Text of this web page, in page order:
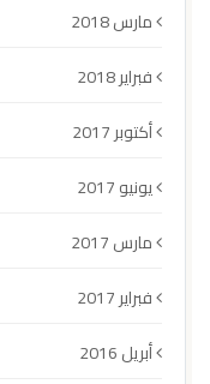
مارس 2018
فبراير 2018
أكتوبر 2017
يونيو 2017
مارس 2017
فبراير 2017
أبريل 2016